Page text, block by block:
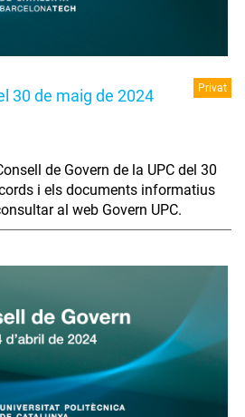
30 de maig de 2024 Privat
de Govern de la UPC del 30
i els documents informatius
al web Govern UPC.